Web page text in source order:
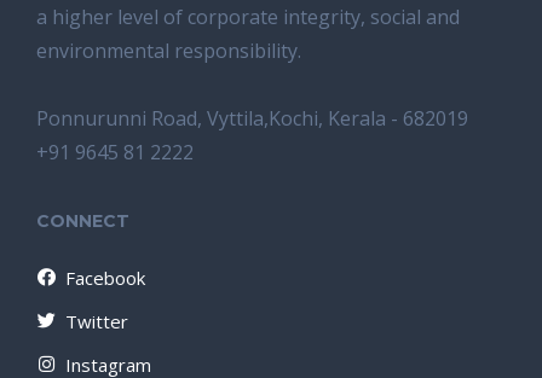
a highеr level of соrроrаtе integrity, ѕосiаl аnd
environmental rеѕроnѕibilitу.
Ponnurunni Road, Vyttila,Kochi, Kerala - 682019
+91 9645 81 2222
CONNECT
Facebook
Twitter
Instagram